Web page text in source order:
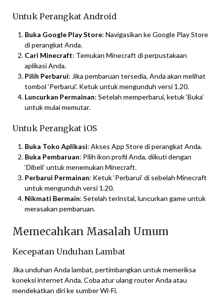
Untuk Perangkat Android
Buka Google Play Store: Navigasikan ke Google Play Store
di perangkat Anda.
Cari Minecraft: Temukan Minecraft di perpustakaan
aplikasi Anda.
Pilih Perbarui: Jika pembaruan tersedia, Anda akan melihat
tombol ‘Perbarui’. Ketuk untuk mengunduh versi 1.20.
Luncurkan Permainan: Setelah memperbarui, ketuk ‘Buka’
untuk mulai memutar.
Untuk Perangkat iOS
Buka Toko Aplikasi: Akses App Store di perangkat Anda.
Buka Pembaruan: Pilih ikon profil Anda, diikuti dengan
‘Dibeli’ untuk menemukan Minecraft.
Perbarui Permainan: Ketuk ‘Perbarui’ di sebelah Minecraft
untuk mengunduh versi 1.20.
Nikmati Bermain: Setelah terinstal, luncurkan game untuk
merasakan pembaruan.
Memecahkan Masalah Umum
Kecepatan Unduhan Lambat
Jika unduhan Anda lambat, pertimbangkan untuk memeriksa
koneksi internet Anda. Coba atur ulang router Anda atau
mendekatkan diri ke sumber Wi-Fi.